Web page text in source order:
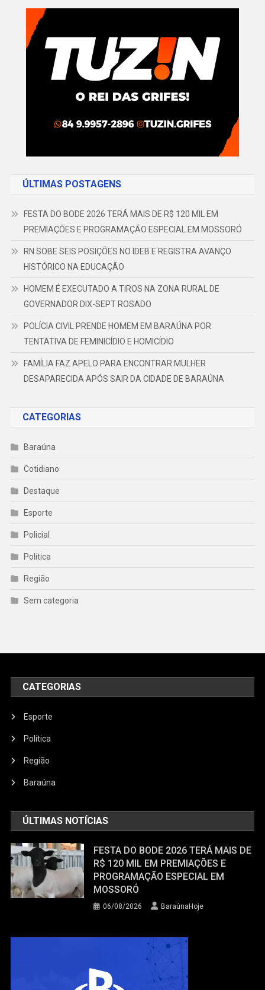
ÚLTIMAS POSTAGENS
FESTA DO BODE 2026 TERÁ MAIS DE R$ 120 MIL EM
PREMIAÇÕES E PROGRAMAÇÃO ESPECIAL EM MOSSORÓ
RN SOBE SEIS POSIÇÕES NO IDEB E REGISTRA AVANÇO
HISTÓRICO NA EDUCAÇÃO
HOMEM É EXECUTADO A TIROS NA ZONA RURAL DE
GOVERNADOR DIX-SEPT ROSADO
POLÍCIA CIVIL PRENDE HOMEM EM BARAÚNA POR
TENTATIVA DE FEMINICÍDIO E HOMICÍDIO
FAMÍLIA FAZ APELO PARA ENCONTRAR MULHER
DESAPARECIDA APÓS SAIR DA CIDADE DE BARAÚNA
CATEGORIAS
Baraúna
Cotidiano
Destaque
Esporte
Policial
Política
Região
Sem categoria
CATEGORIAS
Esporte
Política
Região
Baraúna
ÚLTIMAS NOTÍCIAS
FESTA DO BODE 2026 TERÁ MAIS DE
R$ 120 MIL EM PREMIAÇÕES E
PROGRAMAÇÃO ESPECIAL EM
MOSSORÓ
06/08/2026 BaraúnaHoje